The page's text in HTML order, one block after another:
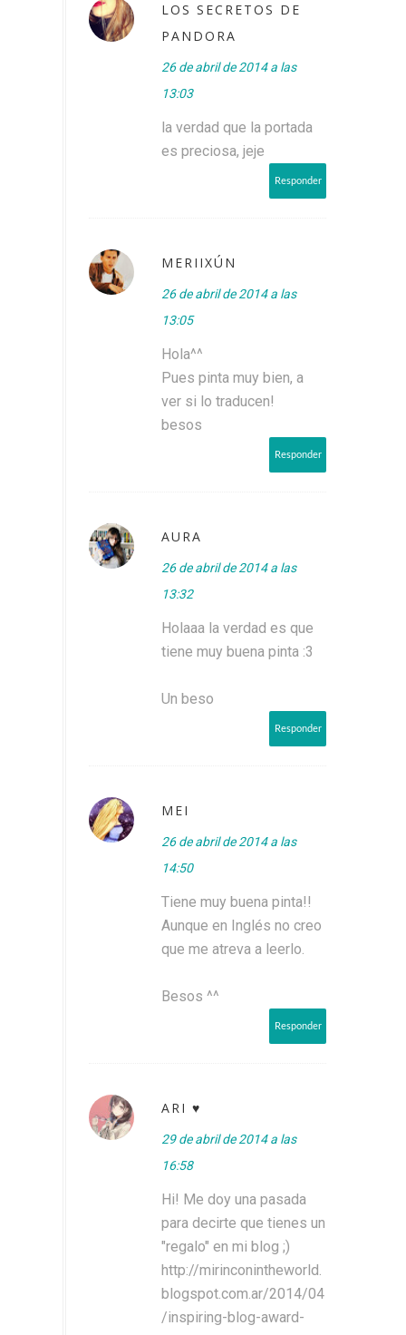
LOS SECRETOS DE
PANDORA
26 de abril de 2014 a las
13:03
la verdad que la portada
es preciosa, jeje
Responder
MERIIXÚN
26 de abril de 2014 a las
13:05
Hola^^
Pues pinta muy bien, a
ver si lo traducen!
besos
Responder
AURA
26 de abril de 2014 a las
13:32
Holaaa la verdad es que
tiene muy buena pinta :3
Un beso
Responder
MEI
26 de abril de 2014 a las
14:50
Tiene muy buena pinta!!
Aunque en Inglés no creo
que me atreva a leerlo.
Besos ^^
Responder
ARI ♥
29 de abril de 2014 a las
16:58
Hi! Me doy una pasada
para decirte que tienes un
"regalo" en mi blog ;)
http://mirinconintheworld.
blogspot.com.ar/2014/04
/inspiring-blog-award-